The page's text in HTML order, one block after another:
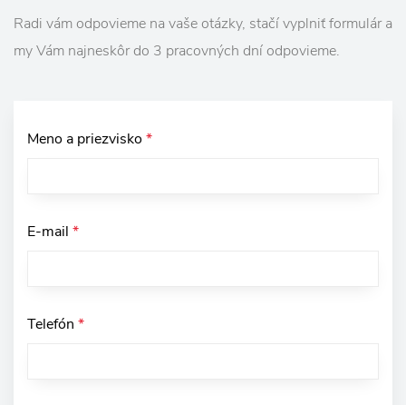
Radi vám odpovieme na vaše otázky, stačí vyplniť formulár a
my Vám najneskôr do 3 pracovných dní odpovieme.
Meno a priezvisko *
E-mail *
Telefón *